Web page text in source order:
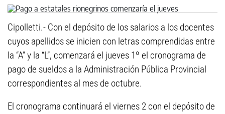
Cipolletti.- Con el depósito de los salarios a los docentes
cuyos apellidos se inicien con letras comprendidas entre
la “A” y la “L”, comenzará el jueves 1º el cronograma de
pago de sueldos a la Administración Pública Provincial
correspondientes al mes de octubre.
El cronograma continuará el viernes 2 con el depósito de